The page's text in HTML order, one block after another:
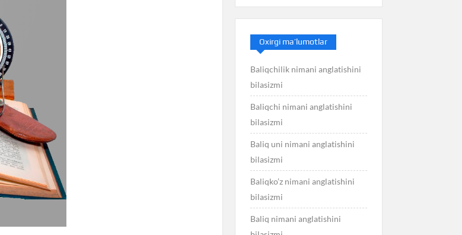
Oxirgi ma’lumotlar
Baliqchilik nimani anglatishini
bilasizmi
Baliqchi nimani anglatishini
bilasizmi
Baliq uni nimani anglatishini
bilasizmi
Baliqko’z nimani anglatishini
bilasizmi
Baliq nimani anglatishini